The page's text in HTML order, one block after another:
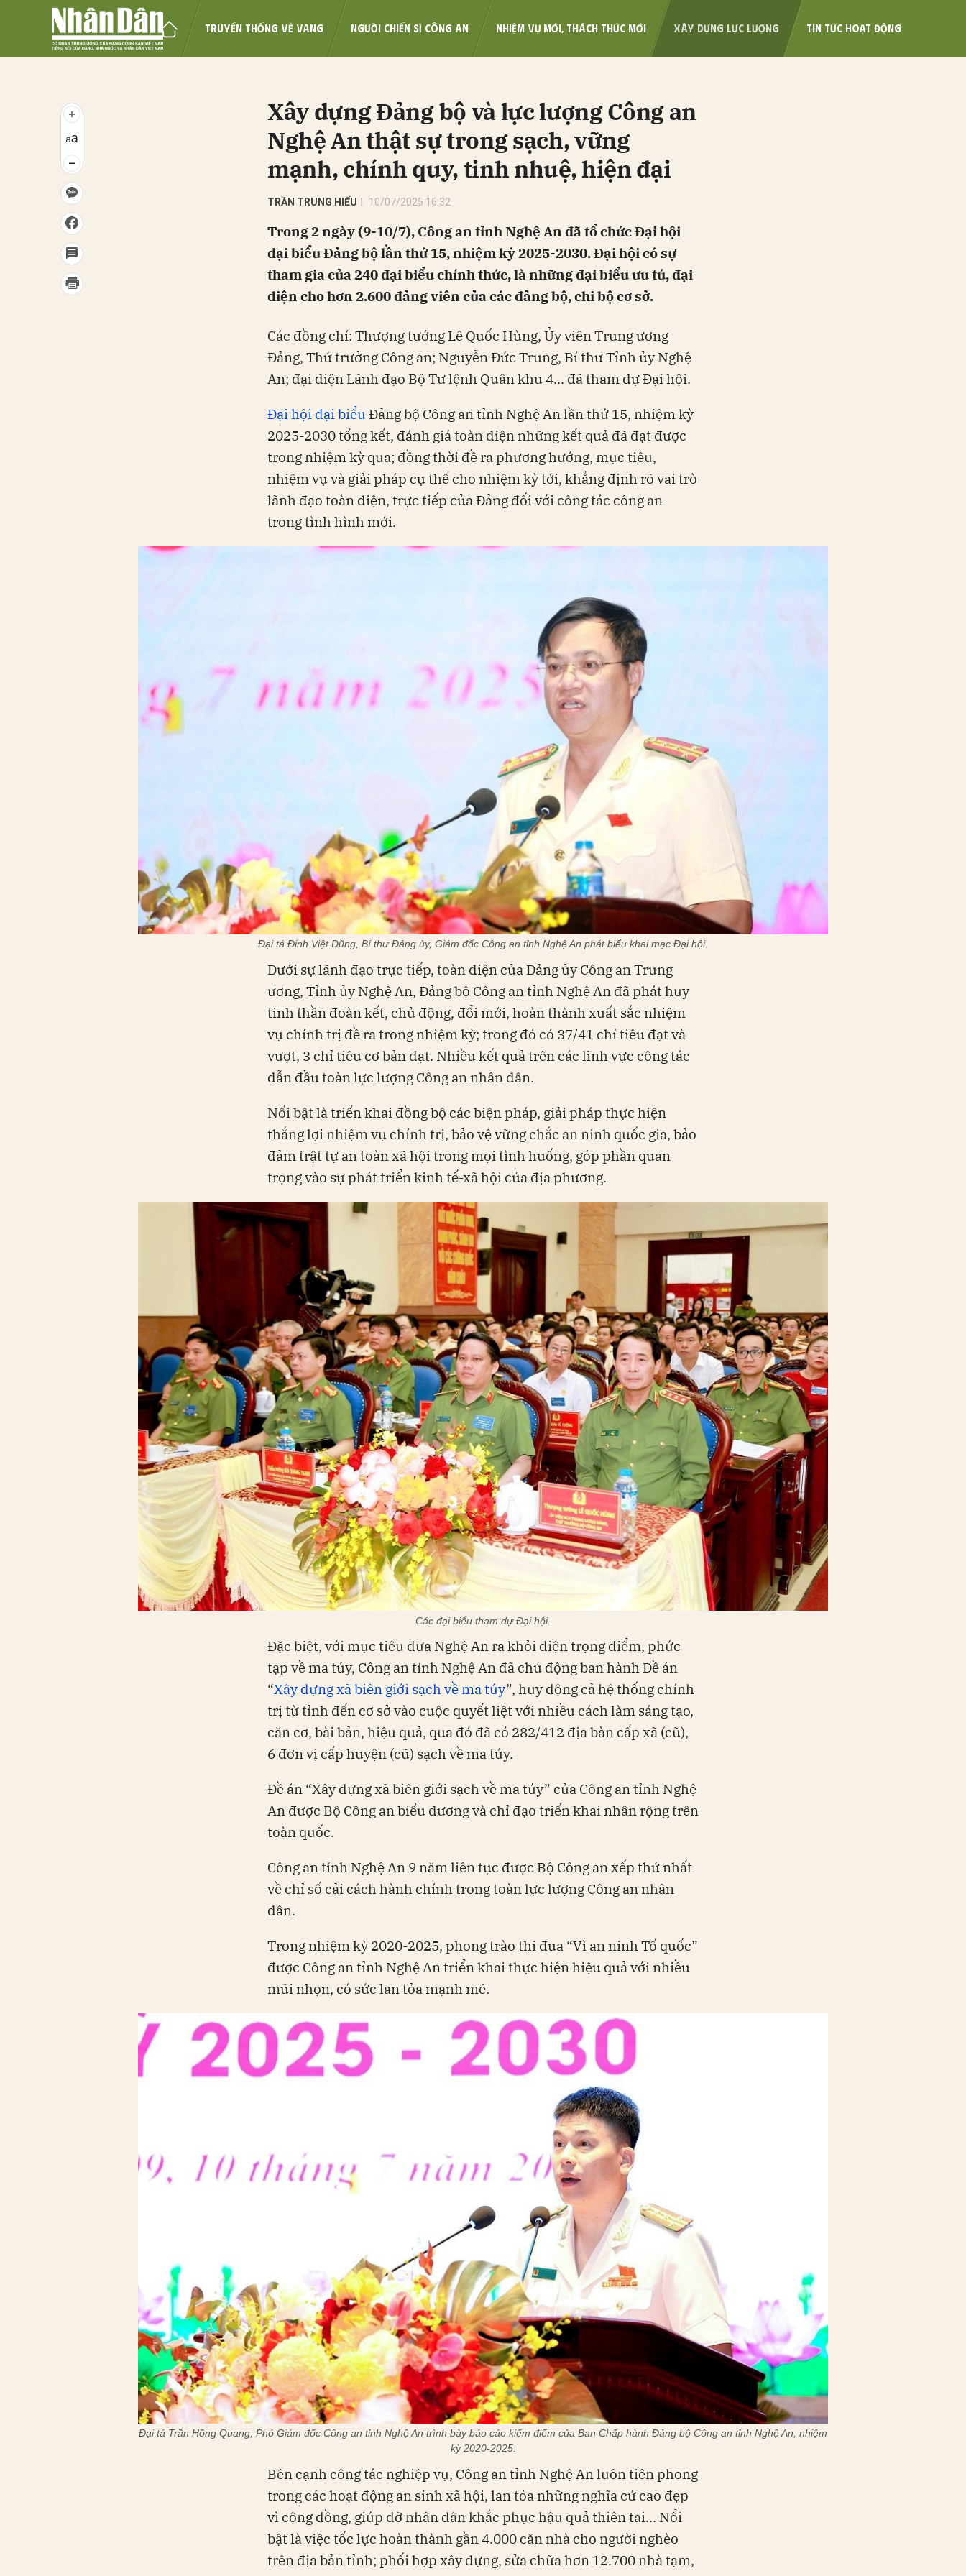
TRUYỀN THỐNG VẺ VANG NGƯỜI CHIẾN SĨ CÔNG AN NHIỆM VỤ MỚI, THÁCH THỨC MỚI XÂY DỰNG LỰC LƯỢNG TIN TỨC HOẠT ĐỘNG
Xây dựng Đảng bộ và lực lượng Công an
Nghệ An thật sự trong sạch, vững
mạnh, chính quy, tinh nhuệ, hiện đại
TRẦN TRUNG HIẾU 10/07/2025 16:32
Trong 2 ngày (9-10/7), Công an tỉnh Nghệ An đã tổ chức Đại hội
đại biểu Đảng bộ lần thứ 15, nhiệm kỳ 2025-2030. Đại hội có sự
tham gia của 240 đại biểu chính thức, là những đại biểu ưu tú, đại
diện cho hơn 2.600 đảng viên của các đảng bộ, chi bộ cơ sở.
Các đồng chí: Thượng tướng Lê Quốc Hùng, Ủy viên Trung ương
Đảng, Thứ trưởng Công an; Nguyễn Đức Trung, Bí thư Tỉnh ủy Nghệ
An; đại diện Lãnh đạo Bộ Tư lệnh Quân khu 4... đã tham dự Đại hội.
Đại hội đại biểuĐảng bộ Công an tỉnh Nghệ An lần thứ 15, nhiệm kỳ
2025-2030 tổng kết, đánh giá toàn diện những kết quả đã đạt được
trong nhiệm kỳ qua; đồng thời đề ra phương hướng, mục tiêu,
nhiệm vụ và giải pháp cụ thể cho nhiệm kỳ tới, khẳng định rõ vai trò
lãnh đạo toàn diện, trực tiếp của Đảng đối với công tác công an
trong tình hình mới.
Đại tá Đinh Việt Dũng, Bí thư Đảng ủy, Giám đốc Công an tỉnh Nghệ An phát biểu khai mạc Đại hội.
Dưới sự lãnh đạo trực tiếp, toàn diện của Đảng ủy Công an Trung
ương, Tỉnh ủy Nghệ An, Đảng bộ Công an tỉnh Nghệ An đã phát huy
tinh thần đoàn kết, chủ động, đổi mới, hoàn thành xuất sắc nhiệm
vụ chính trị đề ra trong nhiệm kỳ; trong đó có 37/41 chỉ tiêu đạt và
vượt, 3 chỉ tiêu cơ bản đạt. Nhiều kết quả trên các lĩnh vực công tác
dẫn đầu toàn lực lượng Công an nhân dân.
Nổi bật là triển khai đồng bộ các biện pháp, giải pháp thực hiện
thắng lợi nhiệm vụ chính trị, bảo vệ vững chắc an ninh quốc gia, bảo
đảm trật tự an toàn xã hội trong mọi tình huống, góp phần quan
trọng vào sự phát triển kinh tế-xã hội của địa phương.
Các đại biểu tham dự Đại hội.
Đặc biệt, với mục tiêu đưa Nghệ An ra khỏi diện trọng điểm, phức
tạp về ma túy, Công an tỉnh Nghệ An đã chủ động ban hành Đề án
“Xây dựng xã biên giới sạch về ma túy”, huy động cả hệ thống chính
trị từ tỉnh đến cơ sở vào cuộc quyết liệt với nhiều cách làm sáng tạo,
căn cơ, bài bản, hiệu quả, qua đó đã có 282/412 địa bàn cấp xã (cũ),
6 đơn vị cấp huyện (cũ) sạch về ma túy.
Đề án “Xây dựng xã biên giới sạch về ma túy” của Công an tỉnh Nghệ
An được Bộ Công an biểu dương và chỉ đạo triển khai nhân rộng trên
toàn quốc.
Công an tỉnh Nghệ An 9 năm liên tục được Bộ Công an xếp thứ nhất
về chỉ số cải cách hành chính trong toàn lực lượng Công an nhân
dân.
Trong nhiệm kỳ 2020-2025, phong trào thi đua “Vì an ninh Tổ quốc”
được Công an tỉnh Nghệ An triển khai thực hiện hiệu quả với nhiều
mũi nhọn, có sức lan tỏa mạnh mẽ.
Đại tá Trần Hồng Quang, Phó Giám đốc Công an tỉnh Nghệ An trình bày báo cáo kiểm điểm của Ban Chấp hành Đảng bộ Công an tỉnh Nghệ An, nhiệm
kỳ 2020-2025.
Bên cạnh công tác nghiệp vụ, Công an tỉnh Nghệ An luôn tiên phong
trong các hoạt động an sinh xã hội, lan tỏa những nghĩa cử cao đẹp
vì cộng đồng, giúp đỡ nhân dân khắc phục hậu quả thiên tai... Nổi
bật là việc tốc lực hoàn thành gần 4.000 căn nhà cho người nghèo
trên địa bản tỉnh; phối hợp xây dựng, sửa chữa hơn 12.700 nhà tạm,
Hủy Gửi